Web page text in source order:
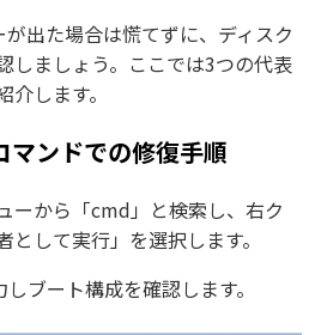
が出た場合は慌てずに、ディスク
しましょう。ここでは3つの代表
します。
ンドでの修復手順
ーから「cmd」と検索し、右ク
として実行」を選択します。
ブート構成を確認します。